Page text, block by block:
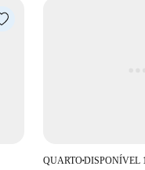
QUARTO■DISPONÍVEL